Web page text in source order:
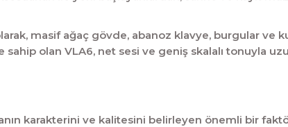
masif ağaç gövde, abanoz klavye, burgular ve
olan VLA6, net sesi ve geniş skalalı tonuyla
karakterini ve kalitesini belirleyen önemli bir